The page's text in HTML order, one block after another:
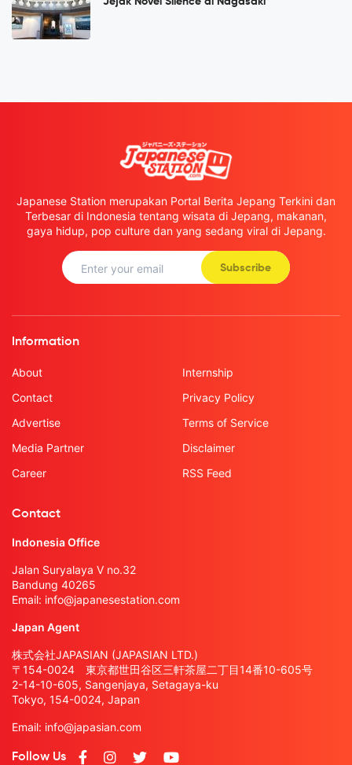
Japanese Station merupakan Portal Berita Jepang Terkini dan
Terbesar di Indonesia tentang wisata di Jepang, makanan,
gaya hidup, pop culture dan yang sedang viral di Jepang.
Subscribe
Information
About
Contact
Advertise
Media Partner
Career
Internship
Privacy Policy
Terms of Service
Disclaimer
RSS Feed
Contact
Indonesia Office
Jalan Suryalaya V no.32
Bandung 40265
Email: info@japanesestation.com
Japan Agent
株式会社JAPASIAN (JAPASIAN LTD.)
〒154-0024 東京都世田谷区三軒茶屋二丁目14番10-605号
2-14-10-605, Sangenjaya, Setagaya-ku
Tokyo, 154-0024, Japan
Email: info@japasian.com
Follow Us